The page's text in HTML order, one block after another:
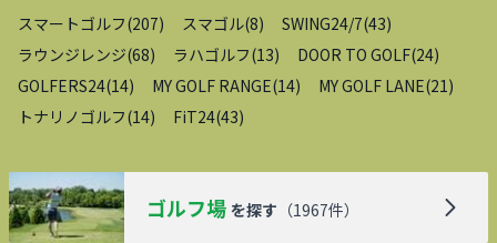
スマートゴルフ(207) スマゴル(8) SWING24/7(43)
ラウンジレンジ(68) ラハゴルフ(13) DOOR TO GOLF(24)
GOLFERS24(14) MY GOLF RANGE(14) MY GOLF LANE(21)
トナリノゴルフ(14) FiT24(43)
ゴルフ場 を探す （1967件）